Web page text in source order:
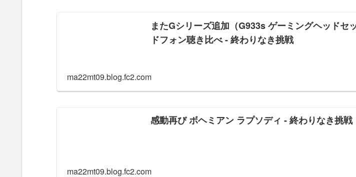
またGシリーズ追加（G933s ゲーミングヘッドセ
ドフォン聴き比べ - 終わりなき挑戦
ma22mt09.blog.fc2.com
感動再び ボヘミアン ラプソディ - 終わりなき挑戦
ma22mt09.blog.fc2.com